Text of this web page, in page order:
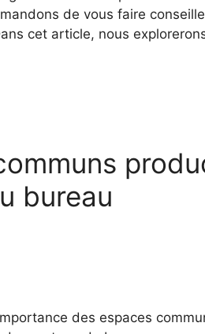
de vous faire
cet article, nous
bureau
des espaces